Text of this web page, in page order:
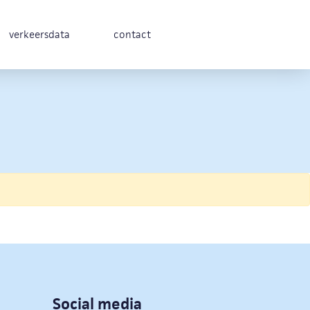
verkeersdata contact
Social media